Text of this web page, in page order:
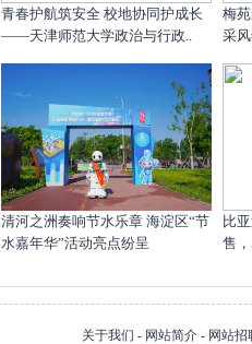
青春护航筑安全 校地协同护成长
——天津师范大学政治与行政..
梅
采
清河之洲奏响节水乐章 海淀区“节
水嘉年华”活动亮点纷呈
比
售
关于我们 - 网站简介 - 网站招